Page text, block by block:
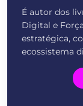
É autor dos
Digital e
estratégica,
ecossistema